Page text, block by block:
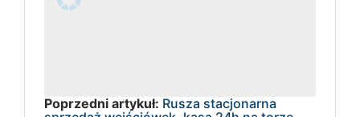
Poprzedni artykuł: Rusza stacjonarna